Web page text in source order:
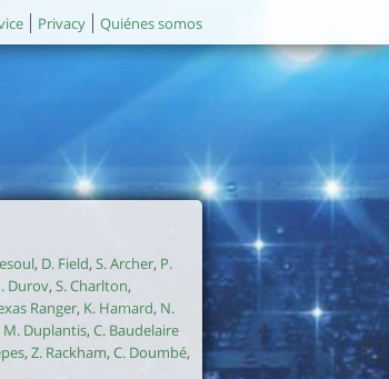
Privacy Quiénes somos
, D. Field, S. Archer, P.
Durov, S. Charlton,
Ranger, K. Hamard, N.
M. Duplantis, C. Baudelaire
, Z. Rackham, C. Doumbé,